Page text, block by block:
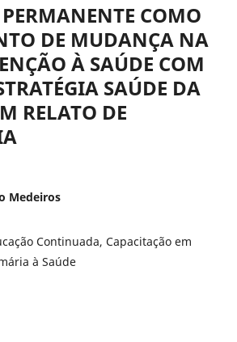
COMO
DE MUDANÇA NA
À SAÚDE COM
SAÚDE DA
RELATO DE
Medeiros
Continuada, Capacitação em
à Saúde